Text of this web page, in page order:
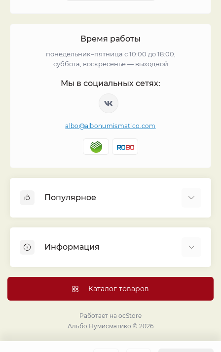
Время работы
понедельник–пятница с 10:00 до 18:00,
суббота, воскресенье — выходной
Мы в социальных сетях:
albo@albonumismatico.com
Популярное
Монеты
Банкноты
Листы для монет
Капсулы и холдеры
Проекты издательства
Информация
Договор публичной оферты
Политика конфиденциальности
Правовой раздел
Продавайте монеты и банкноты с помощью
Каталог товаров
Работает на ocStore
Альбо Нумисматико © 2026